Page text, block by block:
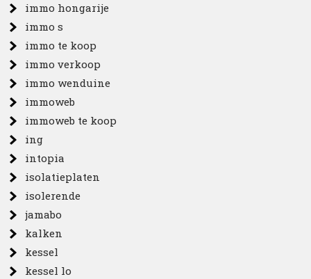
immo hongarije
immo s
immo te koop
immo verkoop
immo wenduine
immoweb
immoweb te koop
ing
intopia
isolatieplaten
isolerende
jamabo
kalken
kessel
kessel lo